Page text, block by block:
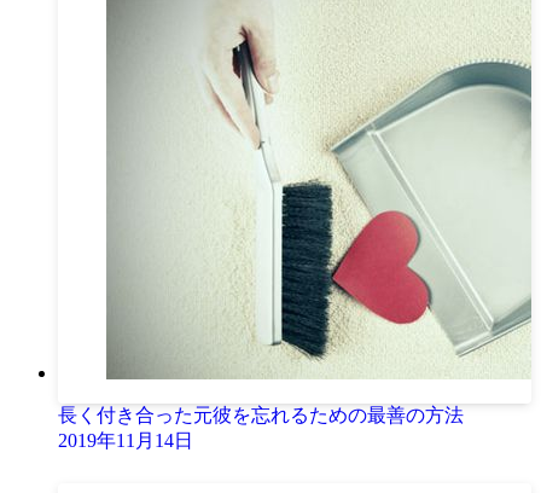
長く付き合った元彼を忘れるための最善の方法
2019年11月14日